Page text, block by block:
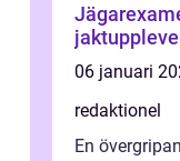
06 januari
redaktionel
En